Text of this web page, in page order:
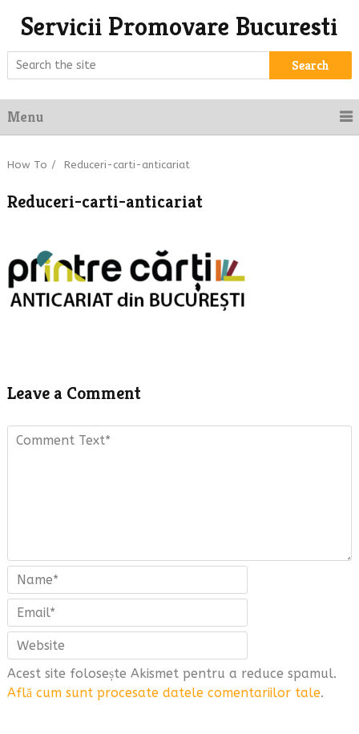
Servicii Promovare Bucuresti
Search
Menu
How To / Reduceri-carti-anticariat
Reduceri-carti-anticariat
Leave a Comment
Acest site folosește Akismet pentru a reduce spamul.
Află cum sunt procesate datele comentariilor tale.